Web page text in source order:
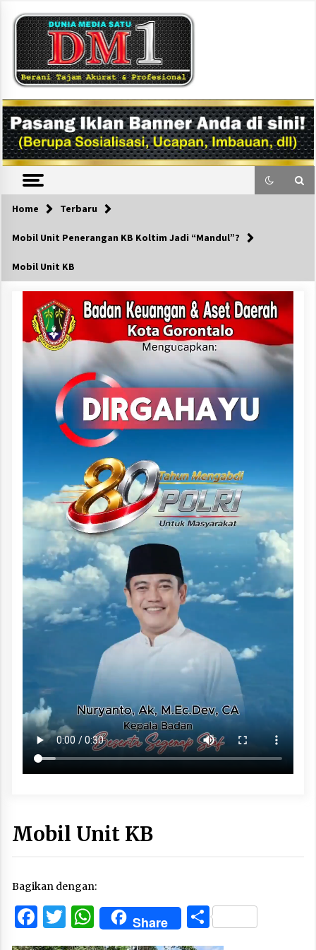
content
DM1
Home Terbaru
Mobil Unit Penerangan KB Koltim Jadi “Mandul”?
Mobil Unit KB
Mobil Unit KB
Bagikan dengan:
Facebook
Twitter
WhatsApp
Share Share